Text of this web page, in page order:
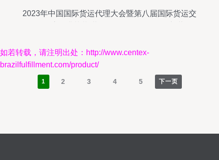
2023年中国国际货运代理大会暨第八届国际货运交
如若转载，请注明出处：http://www.centex-
brazilfulfillment.com/product/
1 2 3 4 5 下一页